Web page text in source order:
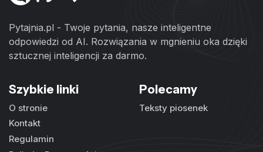
Pytajnia.pl - Twoje pytania, nasze inteligentne
odpowiedzi od AI. Rozwiązania w mgnieniu oka dzięki
sztucznej inteligencji za darmo.
Szybkie linki
O stronie
Kontakt
Regulamin
Polecamy
Teksty piosenek